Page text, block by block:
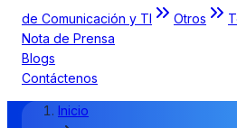
de Comunicación y TI
Otros
Nota de Prensa
Blogs
Contáctenos
Inicio